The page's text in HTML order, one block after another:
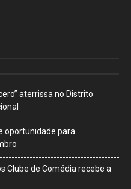
aterrissa no Distrito
oportunidade para
Clube de Comédia recebe a